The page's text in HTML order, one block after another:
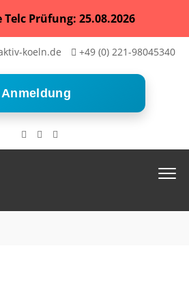
Prüfung: 25.08.2026
koeln.de +49 (0) 221-98045340
Anmeldung